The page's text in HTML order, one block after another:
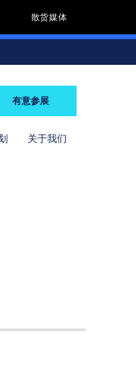
散货媒体
有意参展
关于我们